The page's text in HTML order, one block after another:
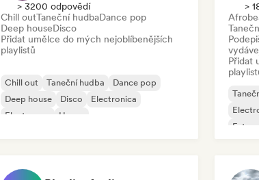
> 3200 odpovědí
Chill outTaneční hudbaDance pop
Deep houseDisco
Přidat umělce do mých nejoblíbenějších
playlistů
Chill out Taneční hudba
Dance pop
Deep house
Disco
Electronica
Electropop
House
>
Přidat
Future